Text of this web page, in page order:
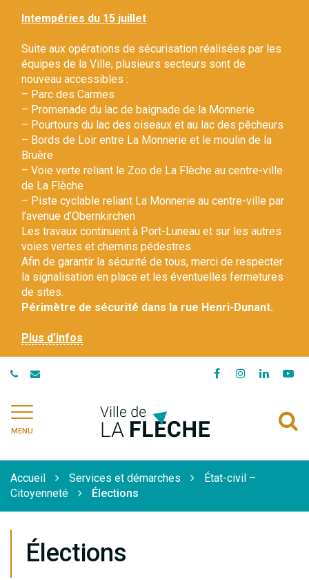
Intempéries du 15 juillet
Suite aux opérations de sécurisation réalisées par les
équipes de la Ville, plusieurs secteurs sont de
nouveau accessibles :
– Parc des Carmes
– Promenade du lac de baignade de la Monnerie
– Pourtours du lac des oiseaux et au lac des pêcheurs
– Bords de Loir entre La Monnerie et le moulin de la
Bruère
– Voie verte reliant le Zoo de La Flèche au centre-ville
de La Flèche
– Piste cyclable reliant La Monnerie au centre-ville par
l’avenue d’Obernkirchen
Les travaux continuent à Port-Luneau et sur les autres
voies vertes et chemins pédestres.
Afin de garantir la sécurité de tous, merci de respecter
la signalisation en place et les éventuelles fermetures
de sites.
Périmètre de sécurité dans la rue Henri-Dunant.
Plus d’infos
Lien
Lien
compte
Instagram
Lien
compte
MENU
Accueil Services et démarches
État-civil –
Citoyenneté
Élections
Élections